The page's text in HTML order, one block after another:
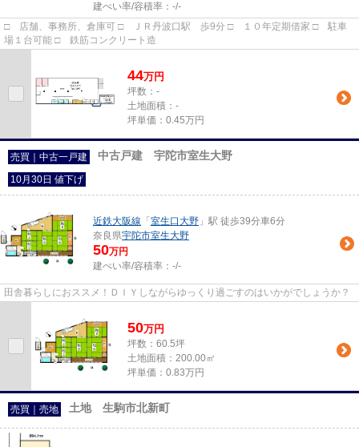
建ぺい率/容積率： -/-
□ 店舗、事務所、倉庫可 □ ＪＲ丹波口駅 歩9分 □ １０年定期借家 □ 駐車
場１台可能 □ 鉄筋コンクリート造
44万円
坪数：-
土地面積：-
坪単価：0.45万円
売買｜中古一戸建 中古戸建 宇陀市室生大野
10月30日 値下げ
近鉄大阪線 「 室生口大野 」駅 徒歩39分車6分
奈良県宇陀市室生大野
50万円
建ぺい率/容積率： -/-
田舎暮らしにおススメ！ＤＩＹしながらゆっくり過ごすのはいかがでしょうか？
50万円
坪数：60.5坪
土地面積：200.00㎡
坪単価：0.83万円
売買｜売地 土地 生駒市北新町